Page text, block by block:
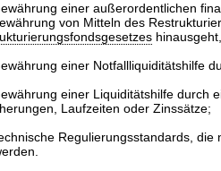
einer außerordentlichen
von Mitteln des
hinausgeht,
einer Notfallliquiditätshilfe
einer Liquiditätshilfe durch
Laufzeiten oder Zinssätze;
Regulierungsstandards, die